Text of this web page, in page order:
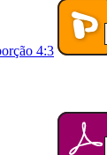
4:3